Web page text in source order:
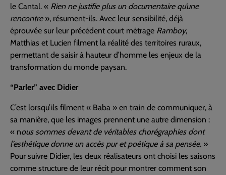
le Cantal. « Rien ne justifie plus un documentaire qu’une
rencontre », résument-ils. Avec leur sensibilité, déjà
éprouvée sur leur précédent court métrage Ramboy,
Matthias et Lucien filment la réalité des territoires ruraux,
permettant de saisir à hauteur d’homme les enjeux de la
transformation du monde paysan.
“Parler” avec Didier
C’est lorsqu’ils filment « Baba » en train de communiquer, à
sa manière, que les images prennent une autre dimension :
« nous sommes devant de véritables chorégraphies dont
l’esthétique donne un accès pur et poétique à sa pensée. »
Pour suivre Didier, les deux réalisateurs ont choisi les saisons
comme structure de leur récit pour montrer comment son